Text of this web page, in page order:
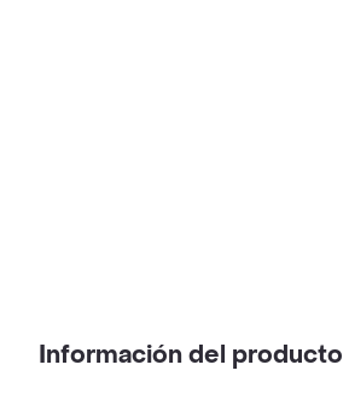
Información del producto